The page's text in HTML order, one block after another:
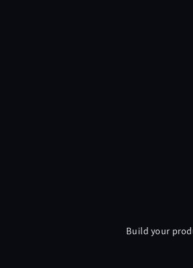
Build your